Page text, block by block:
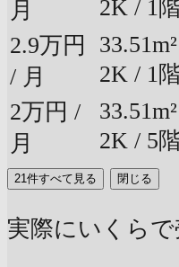
月
2K / 1
2.9万円
/ 月
33.51m²
2K / 1
2万円 /
月
33.51m²
2K / 5
21件すべて見る 閉じる
実際にいくらで